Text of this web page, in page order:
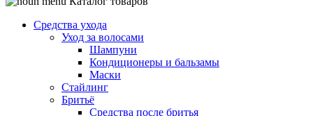
Средства ухода
Уход за волосами
Шампуни
Кондиционеры и бальзамы
Маски
Стайлинг
Бритьё
Средства после бритья